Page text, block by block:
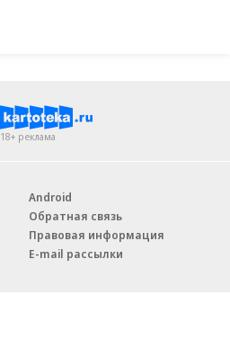
18+ реклама
Android
Обратная связь
Правовая информация
E-mail рассылки